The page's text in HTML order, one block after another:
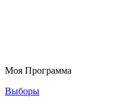
Моя Программа
Выборы